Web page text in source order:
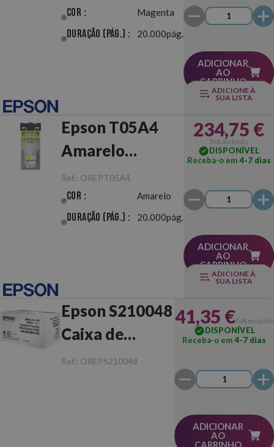
Cor : Magenta
Duração (pág.) : 20.000pág.
ADICIONAR
AO
CARRINHO
ADICIONE À
SUA LISTA
Epson T05A4
Amarelo
Original
Ref.: OREPT05A4
Cor : Amarelo
Duração (pág.) : 20.000pág.
234,75 €
IVA incluído
DISPONÍVEL
Receba-o em4-7 dias
ADICIONAR
AO
CARRINHO
ADICIONE À
SUA LISTA
Epson S210048
Caixa de
Manutenção
Ref.: OREPS210048
41,35 €IVA incluído
DISPONÍVEL
Receba-o em4-7 dias
ADICIONAR
AO
CARRINHO